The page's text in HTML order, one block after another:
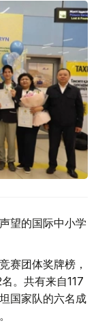
望的国际中小学
赛团体奖牌榜，
。共有来自117
国家队的六名成